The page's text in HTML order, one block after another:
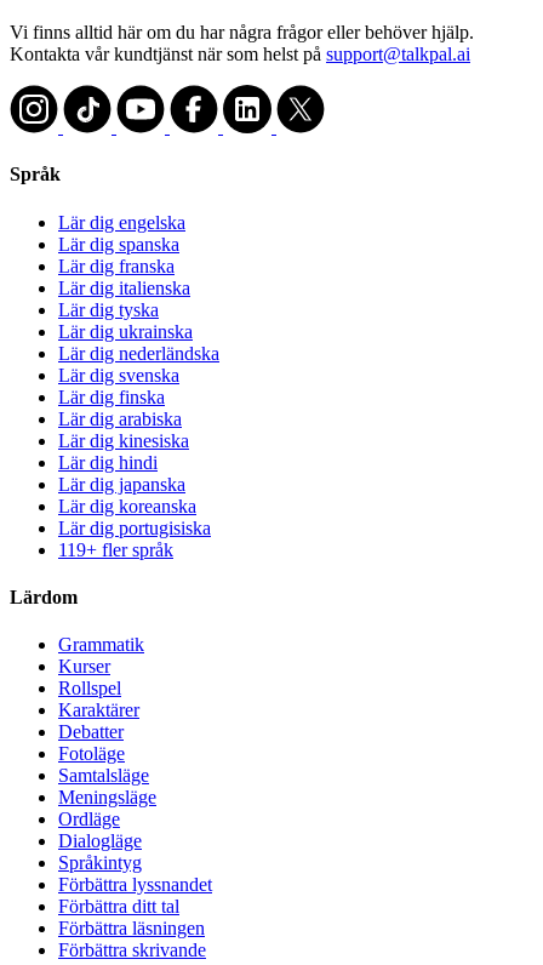
Vi finns alltid här om du har några frågor eller behöver hjälp.
Kontakta vår kundtjänst när som helst på support@talkpal.ai
Språk
Lär dig engelska
Lär dig spanska
Lär dig franska
Lär dig italienska
Lär dig tyska
Lär dig ukrainska
Lär dig nederländska
Lär dig svenska
Lär dig finska
Lär dig arabiska
Lär dig kinesiska
Lär dig hindi
Lär dig japanska
Lär dig koreanska
Lär dig portugisiska
119+ fler språk
Lärdom
Grammatik
Kurser
Rollspel
Karaktärer
Debatter
Fotoläge
Samtalsläge
Meningsläge
Ordläge
Dialogläge
Språkintyg
Förbättra lyssnandet
Förbättra ditt tal
Förbättra läsningen
Förbättra skrivande